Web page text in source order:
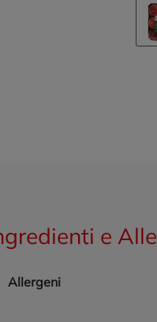
e
Allergeni